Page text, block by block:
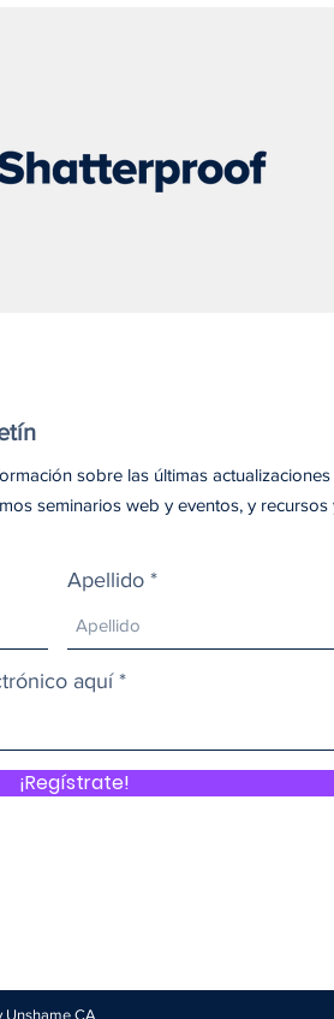
que el
una vida
Melissa
sobre las últimas
seminarios web y eventos, y recursos
Apellido
aquí
¡Regístrate!
CA